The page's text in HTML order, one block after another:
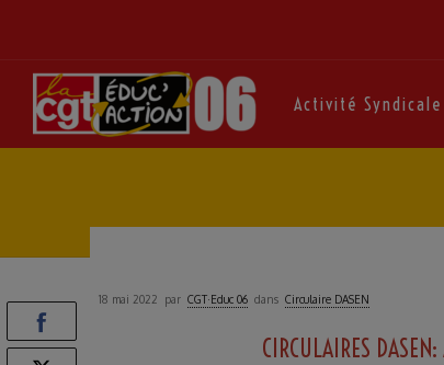
Activité Syndicale
18 mai 2022 par CGT·Educ 06 dans Circulaire DASEN
CIRCULAIRES